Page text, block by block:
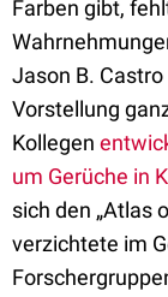
Farben gibt,
Jason B.
Vorstellung
Kollegen
um Gerüche in
sich den „Atlas
verzichtete im